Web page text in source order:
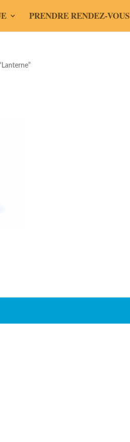
PRENDRE RENDEZ-VOUS